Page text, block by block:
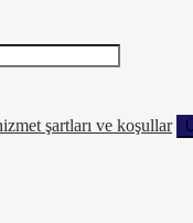
şartları ve koşullar